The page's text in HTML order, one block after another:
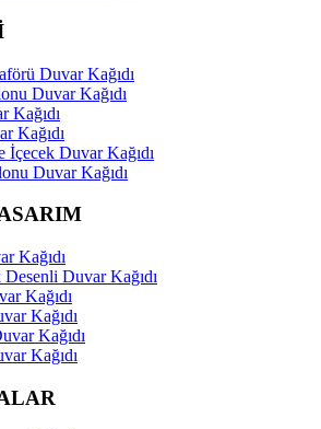
Duvar Kağıdı
Duvar Kağıdı
Kağıdı
Kağıdı
İçecek Duvar Kağıdı
Duvar Kağıdı
Kağıdı
Duvar Kağıdı
Kağıdı
Kağıdı
Kağıdı
Kağıdı